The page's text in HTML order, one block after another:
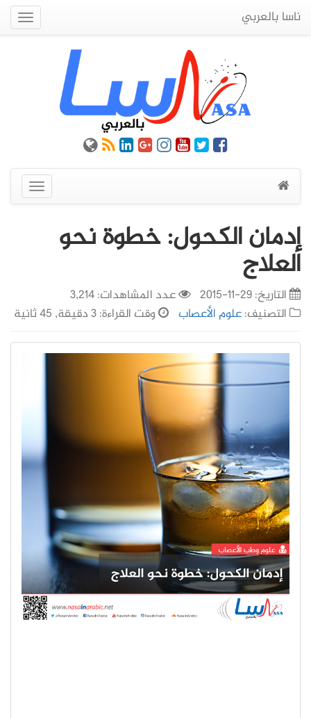
ناسا بالعربي
عرض
القائمة
إدمان الكحول: خطوة نحو
العلاج
التاريخ:29-11-2015
عدد المشاهدات: 3,214
التصنيف:علوم الأعصاب وقت القراءة: 3 دقيقة, 45 ثانية